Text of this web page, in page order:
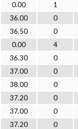
0.00 1
36.00 0
36.50 0
0.00 4
36.30 0
37.00 0
38.00 0
37.20 0
37.00 0
37.20 0